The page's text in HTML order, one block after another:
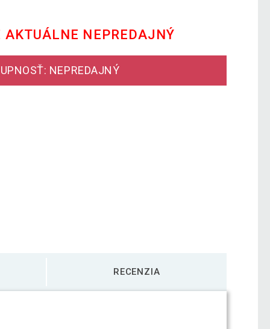
AKTUÁLNE NEPREDAJNÝ
NEPREDAJNÝ
RECENZIA